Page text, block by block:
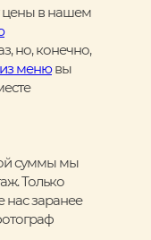
цены в нашем
но, конечно,
менювы
суммы мы
Только
нас заранее